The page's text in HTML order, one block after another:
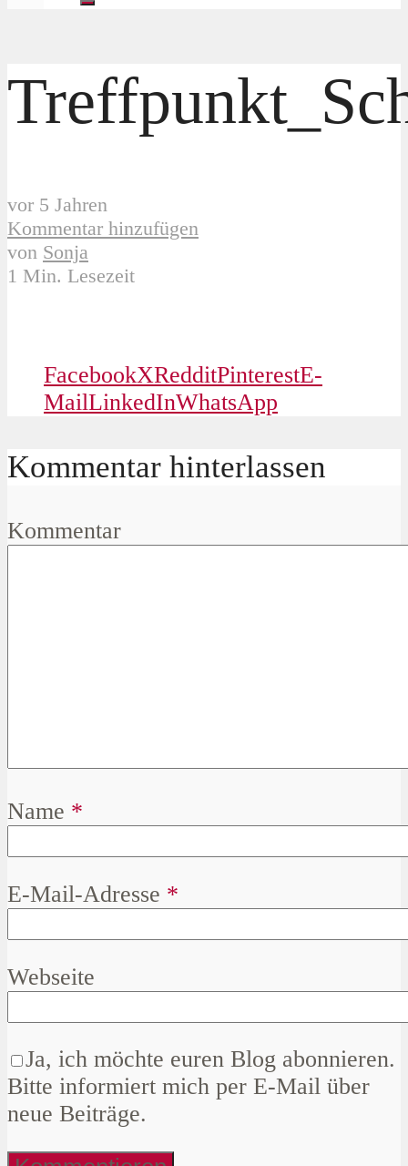
vor 5 Jahren
Kommentar hinzufügen
von Sonja
1 Min. Lesezeit
FacebookXRedditPinterestE-
MailLinkedInWhatsApp
Kommentar hinterlassen
Kommentar
Name *
E-Mail-Adresse *
Webseite
Ja, ich möchte euren Blog abonnieren.
Bitte informiert mich per E-Mail über
neue Beiträge.